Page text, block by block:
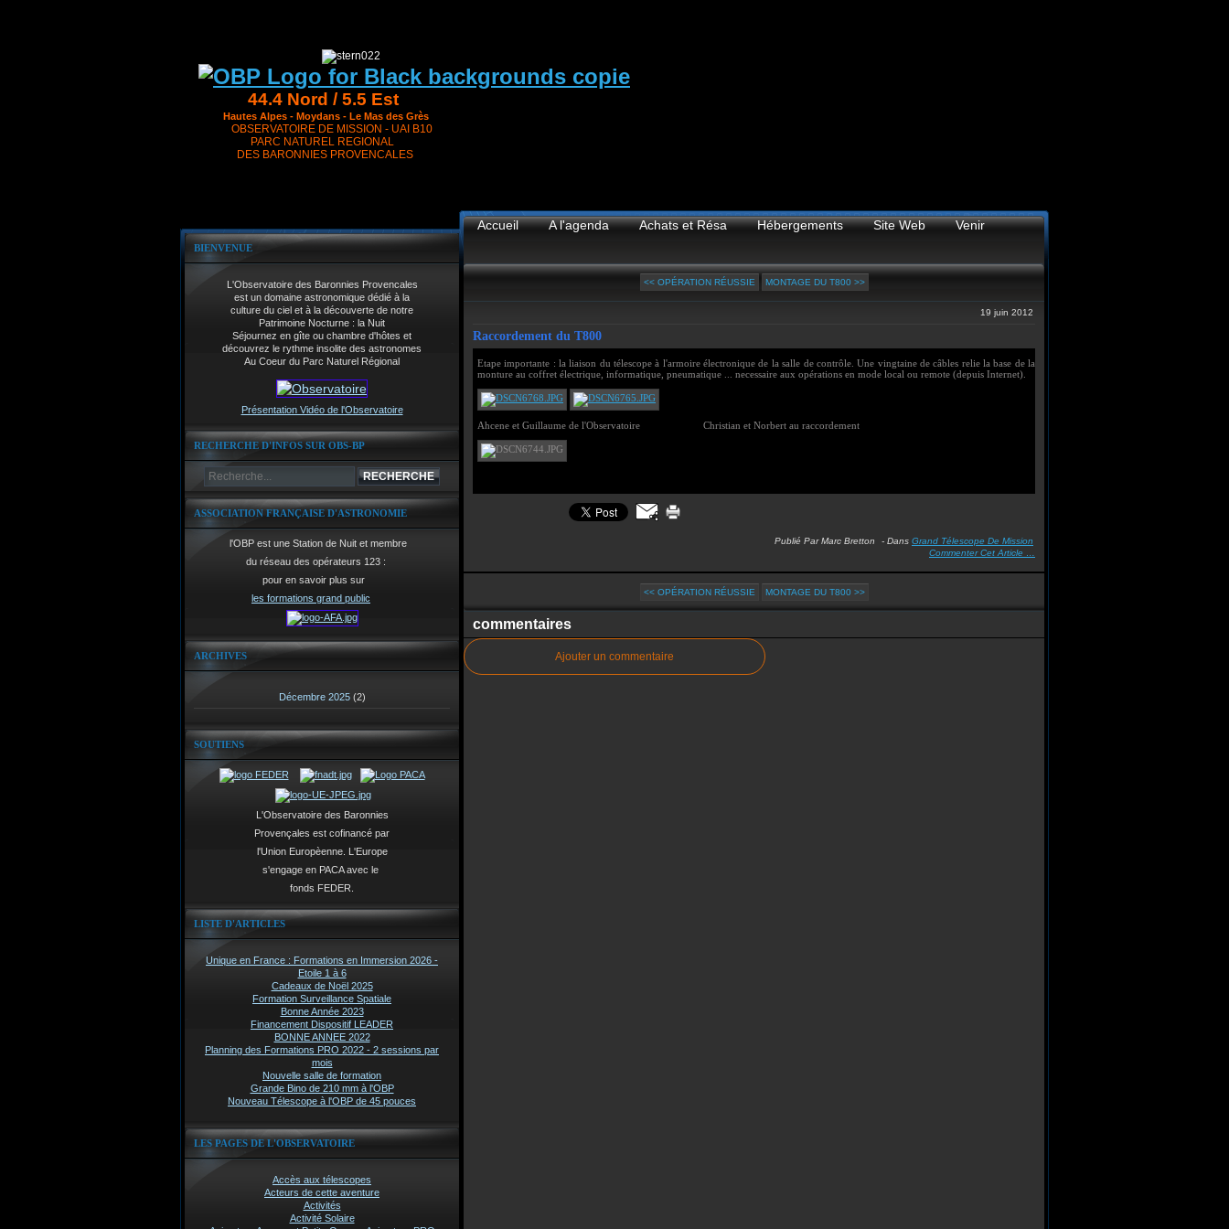
44.4 Nord / 5.5 Est
Hautes Alpes - Moydans - Le Mas des Grès
OBSERVATOIRE DE MISSION - UAI B10
PARC NATUREL REGIONAL
DES BARONNIES PROVENCALES
BIENVENUE
L'Observatoire des Baronnies Provencales
est un domaine astronomique dédié à la
culture du ciel et à la découverte de notre
Patrimoine Nocturne : la Nuit
Séjournez en gîte ou chambre d'hôtes et
découvrez le rythme insolite des astronomes
Au Coeur du Parc Naturel Régional
Présentation Vidéo de l'Observatoire
RECHERCHE D'INFOS SUR OBS-BP
ASSOCIATION FRANÇAISE D'ASTRONOMIE
l'OBP est une Station de Nuit et membre
du réseau des opérateurs 123 :
pour en savoir plus sur
les formations grand public
ARCHIVES
Décembre 2025 (2)
SOUTIENS
L'Observatoire des Baronnies
Provençales est cofinancé par
l'Union Europèenne. L'Europe
s'engage en PACA avec le
fonds FEDER.
LISTE D'ARTICLES
Unique en France : Formations en Immersion 2026 -
Etoile 1 à 6
Cadeaux de Noël 2025
Formation Surveillance Spatiale
Bonne Année 2023
Financement Dispositif LEADER
BONNE ANNEE 2022
Planning des Formations PRO 2022 - 2 sessions par
mois
Nouvelle salle de formation
Grande Bino de 210 mm à l'OBP
Nouveau Télescope à l'OBP de 45 pouces
LES PAGES DE L'OBSERVATOIRE
Accès aux télescopes
Acteurs de cette aventure
Activités
Activité Solaire
Accueil A l'agenda Achats et Résa Hébergements Site Web Venir
<< OPÉRATION RÉUSSIE MONTAGE DU T800 >>
19 juin 2012
Raccordement du T800
Etape importante : la liaison du télescope à l'armoire électronique de la salle de contrôle. Une vingtaine de câbles relie la base de la
monture au coffret électrique, informatique, pneumatique ... necessaire aux opérations en mode local ou remote (depuis Internet).
Ahcene et Guillaume de l'Observatoire Christian et Norbert au raccordement
Publié Par Marc Bretton - Dans Grand Télescope De Mission
Commenter Cet Article
<< OPÉRATION RÉUSSIE MONTAGE DU T800 >>
commentaires
Ajouter un commentaire